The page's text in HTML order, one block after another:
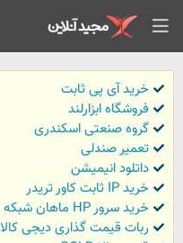
خرید آی پی ثابت
فروشگاه ابزارلند
گروه صنعتی اسکندری
تعمیر صندلی
داتلود انیمیشن
خرید IP ثابت کاور تریدر
خرید سرور HP ماهان شبکه
ربات قیمت گذاری دیجی کالا